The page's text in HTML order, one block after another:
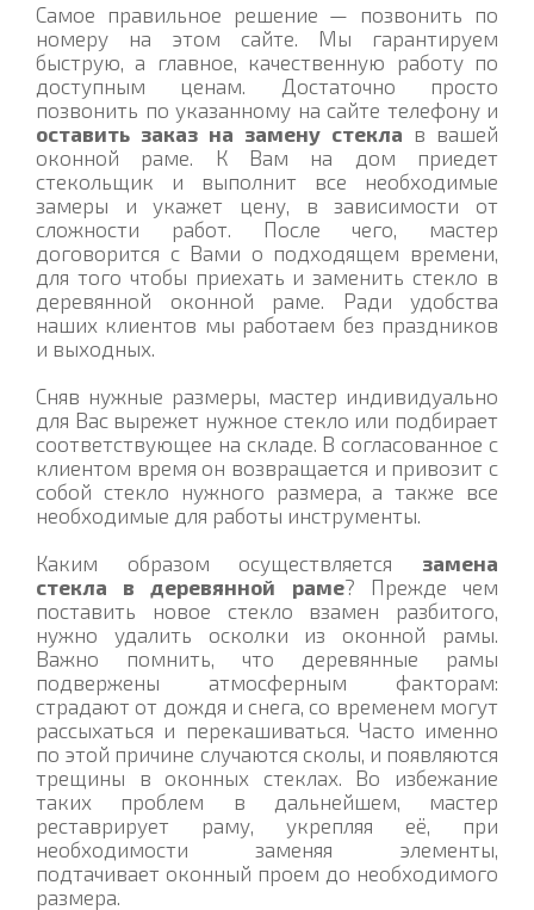
Самое правильное решение — позвонить по
номеру на этом сайте. Мы гарантируем
быструю, а главное, качественную работу по
доступным ценам. Достаточно просто
позвонить по указанному на сайте телефону и
оставить заказ на замену стекла в вашей
оконной раме. К Вам на дом приедет
стекольщик и выполнит все необходимые
замеры и укажет цену, в зависимости от
сложности работ. После чего, мастер
договорится с Вами о подходящем времени,
для того чтобы приехать и заменить стекло в
деревянной оконной раме. Ради удобства
наших клиентов мы работаем без праздников
и выходных.
Сняв нужные размеры, мастер индивидуально
для Вас вырежет нужное стекло или подбирает
соответствующее на складе. В согласованное с
клиентом время он возвращается и привозит с
собой стекло нужного размера, а также все
необходимые для работы инструменты.
Каким образом осуществляется замена
стекла в деревянной раме? Прежде чем
поставить новое стекло взамен разбитого,
нужно удалить осколки из оконной рамы.
Важно помнить, что деревянные рамы
подвержены атмосферным факторам:
страдают от дождя и снега, со временем могут
рассыхаться и перекашиваться. Часто именно
по этой причине случаются сколы, и появляются
трещины в оконных стеклах. Во избежание
таких проблем в дальнейшем, мастер
реставрирует раму, укрепляя её, при
необходимости заменяя элементы,
подтачивает оконный проем до необходимого
размера.